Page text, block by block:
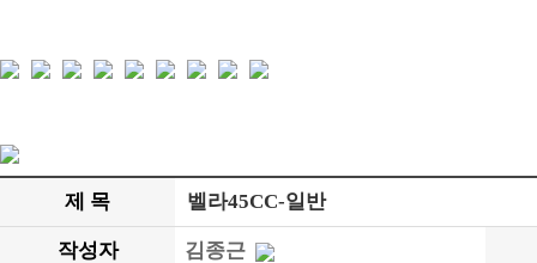
제 목 벨라45CC-일반
작성자 김종근